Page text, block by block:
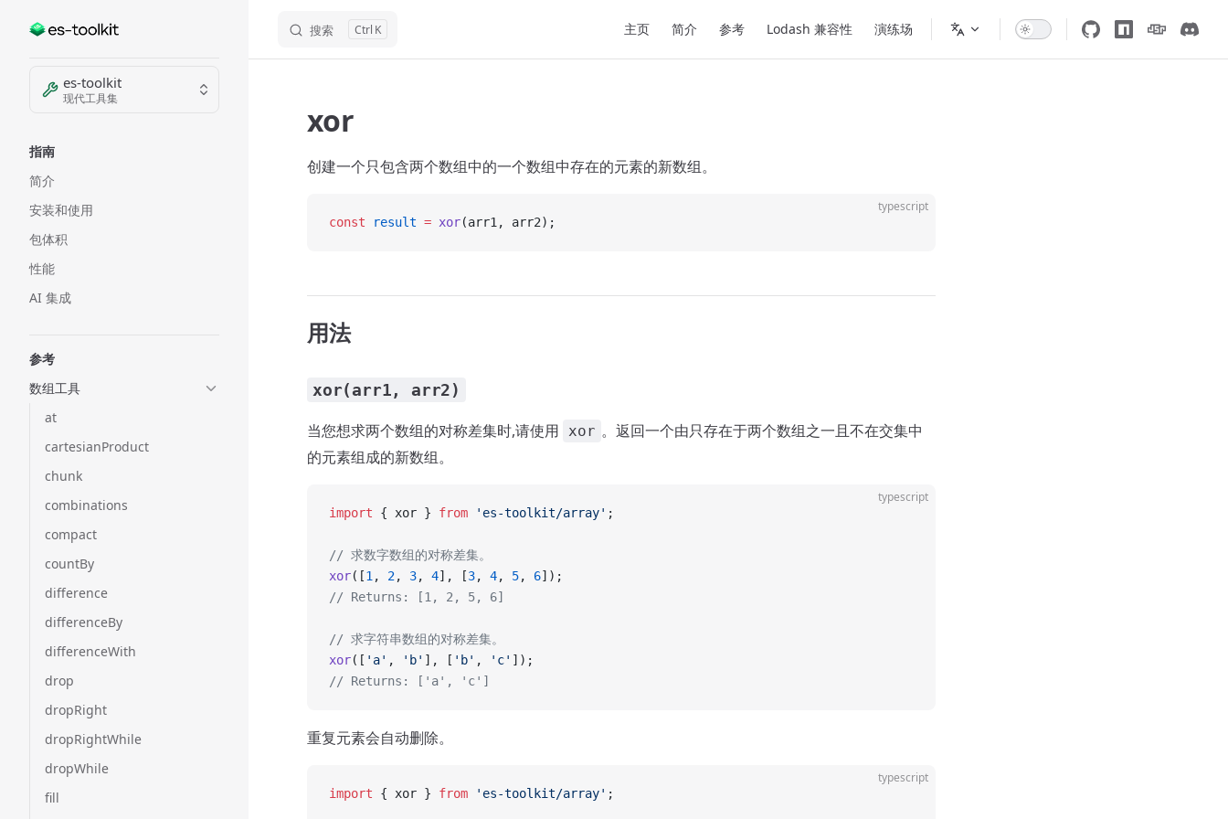
Skip to content 搜索 K 主页 简介 参考 Lodash 兼容性 演练场
Sidebar Navigation
es-toolkit
现代工具集
指南
简介
安装和使用
包体积
性能
AI 集成
参考
数组工具
at
cartesianProduct
chunk
combinations
compact
countBy
difference
differenceBy
differenceWith
drop
dropRight
dropRightWhile
dropWhile
fill
xor
创建一个只包含两个数组中的一个数组中存在的元素的新数组。
typescript
const result = xor(arr1, arr2);
用法
xor(arr1, arr2)
当您想求两个数组的对称差集时,请使用 xor 。返回一个由只存在于两个数组之一且不在交集中
的元素组成的新数组。
typescript
import { xor } from 'es-toolkit/array' ;
// 求数字数组的对称差集。
xor([1 , 2, 3, 4], [3, 4, 5, 6]);
// Returns: [1, 2, 5, 6]
// 求字符串数组的对称差集。
xor([ 'a' , 'b' ], [ 'b' , 'c' ]);
// Returns: ['a', 'c']
重复元素会自动删除。
typescript
import { xor } from 'es-toolkit/array' ;